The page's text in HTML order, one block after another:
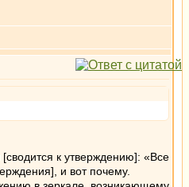
к утверждению]: «Все
и вот почему.